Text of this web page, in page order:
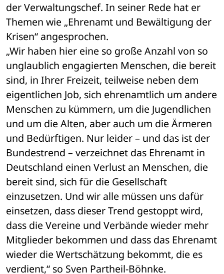
der Verwaltungschef. In seiner Rede hat er
Themen wie „Ehrenamt und Bewältigung der
Krisen“ angesprochen.
„Wir haben hier eine so große Anzahl von so
unglaublich engagierten Menschen, die bereit
sind, in Ihrer Freizeit, teilweise neben dem
eigentlichen Job, sich ehrenamtlich um andere
Menschen zu kümmern, um die Jugendlichen
und um die Alten, aber auch um die Ärmeren
und Bedürftigen. Nur leider – und das ist der
Bundestrend – verzeichnet das Ehrenamt in
Deutschland einen Verlust an Menschen, die
bereit sind, sich für die Gesellschaft
einzusetzen. Und wir alle müssen uns dafür
einsetzen, dass dieser Trend gestoppt wird,
dass die Vereine und Verbände wieder mehr
Mitglieder bekommen und dass das Ehrenamt
wieder die Wertschätzung bekommt, die es
verdient,“ so Sven Partheil-Böhnke.